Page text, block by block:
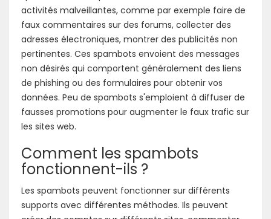
activités malveillantes, comme par exemple faire de
faux commentaires sur des forums, collecter des
adresses électroniques, montrer des publicités non
pertinentes. Ces spambots envoient des messages
non désirés qui comportent généralement des liens
de phishing ou des formulaires pour obtenir vos
données. Peu de spambots s'emploient à diffuser de
fausses promotions pour augmenter le faux trafic sur
les sites web.
Comment les spambots
fonctionnent-ils ?
Les spambots peuvent fonctionner sur différents
supports avec différentes méthodes. Ils peuvent